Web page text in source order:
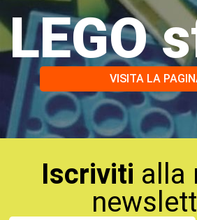
LEGO
VISITA LA
Iscriviti alla